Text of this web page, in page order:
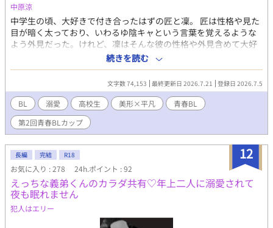
中原涼
中学生の頃、大好きで付き合ったはずの匠と凜。 匠は性格や見た
目が暗く太っており、いわるゆ陰キャという言葉を覚えるような
よう外見だった。けれど、凜はそんな彼の性格や外見含めて大好
きだった。 そして二人は、初めこそ良かったが、初めての恋愛と
いうことや、違う学校だったということもあり、連絡が疎遠にな
り、自然消滅してしまう。 それから一年半。 高校に上がった凜の
前に、匠がクラスメイトとして現れる。 しかも、ふくよかだった
身体やぼさぼさだった髪型は整えられ、匠は見間違えるほどのイ
ケメンに変わっていた。 そんな匠から、何故かアプローチが始ま
って……。 自然消滅してしまった元恋人同士の、復縁BL
続きを読む
文字数 74,153 最終更新日 2026.7.21 登録日 2026.7.5
BL 溺愛 高校生 美形×平凡
青春BL
第2回青春BLカップ
12
長編 完結 R18
お気に入り : 278 24h.ポイント : 92
えっちな義弟くんのカラダ共有♡年上二人に溺愛されて
夜も眠れません
犯人はエリー